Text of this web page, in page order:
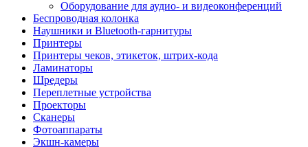
Оборудование для аудио- и видеоконференций
Беспроводная колонка
Наушники и Bluetooth-гарнитуры
Принтеры
Принтеры чеков, этикеток, штрих-кода
Ламинаторы
Шредеры
Переплетные устройства
Проекторы
Сканеры
Фотоаппараты
Экшн-камеры